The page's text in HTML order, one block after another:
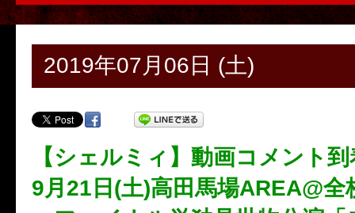
2019年07月06日 (土)
【シェルミィ】動画コメント
9月21日(土)高田馬場AREA@全